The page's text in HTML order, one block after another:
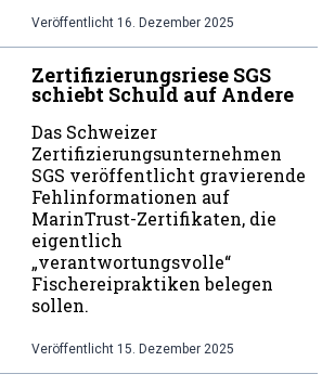
Veröffentlicht 16. Dezember 2025
Zertifizierungsriese SGS
schiebt Schuld auf Andere
Das Schweizer
Zertifizierungsunternehmen
SGS veröffentlicht gravierende
Fehlinformationen auf
MarinTrust-Zertifikaten, die
eigentlich
„verantwortungsvolle“
Fischereipraktiken belegen
sollen.
Veröffentlicht 15. Dezember 2025